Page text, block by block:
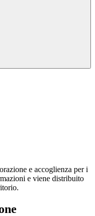
e accoglienza per i
e viene distribuito